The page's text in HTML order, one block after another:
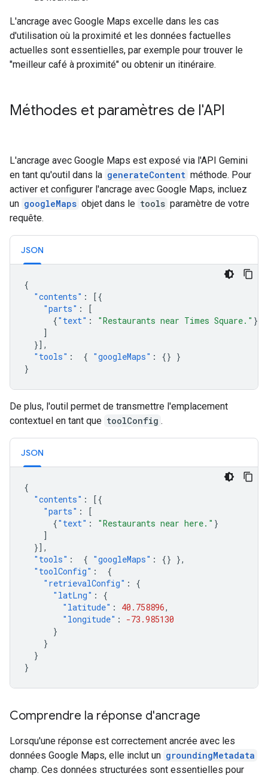
L'ancrage avec Google Maps excelle dans les cas
d'utilisation où la proximité et les données factuelles
actuelles sont essentielles, par exemple pour trouver le
"meilleur café à proximité" ou obtenir un itinéraire.
Méthodes et paramètres de l'API
L'ancrage avec Google Maps est exposé via l'API Gemini
en tant qu'outil dans la generateContent méthode. Pour
activer et configurer l'ancrage avec Google Maps, incluez
un googleMaps objet dans le tools paramètre de votre
requête.
JSON
{
"contents" :
[{
"parts" :
[
{"text" : "Restaurants near Times Square." }
]
}],
"tools" : { "googleMaps" : {} }
}
De plus, l'outil permet de transmettre l'emplacement
contextuel en tant que toolConfig .
JSON
{
"contents" :
[{
"parts" :
[
{"text" : "Restaurants near here." }
]
}],
"tools" : { "googleMaps" : {} },
"toolConfig" :
{
"retrievalConfig" :
{
"latLng" :
{
"latitude" : 40.758896,
"longitude" :
-73.985130
}
}
}
}
Comprendre la réponse d'ancrage
Lorsqu'une réponse est correctement ancrée avec les
données Google Maps, elle inclut un groundingMetadata
champ. Ces données structurées sont essentielles pour